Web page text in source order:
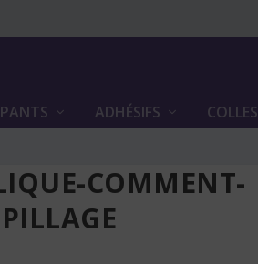
ADHÉSIFS COLLES
COMMENT-